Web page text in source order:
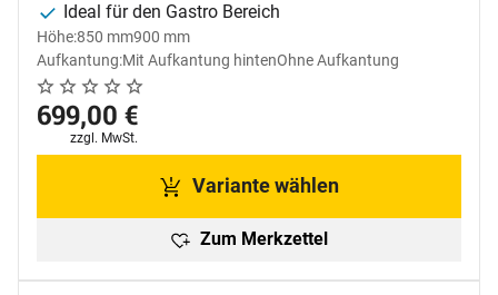
Ideal für den Gastro Bereich
Höhe:850 mm900 mm
Aufkantung:Mit Aufkantung hintenOhne Aufkantung
Noch keine Bewertungen abgegeben
0 Bewertungen
699,00 €
Steuerhinweis:
zzgl. MwSt.
Variante wählen
Zum Merkzettel